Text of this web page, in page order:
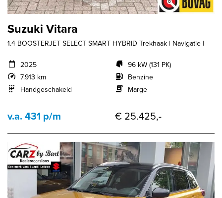
Suzuki Vitara
1.4 BOOSTERJET SELECT SMART HYBRID Trekhaak | Navigatie |
2025
7.913 km
Handgeschakeld
96 kW (131 PK)
Benzine
Marge
v.a. 431 p/m € 25.425,-